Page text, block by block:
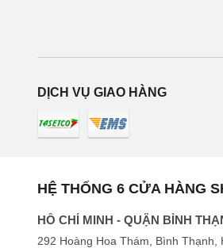
DỊCH VỤ GIAO HÀNG
HỆ THỐNG 6 CỬA HÀNG
HỒ CHÍ MINH - QUẬN BÌNH
292 Hoàng Hoa Thám, Bình Thạnh,